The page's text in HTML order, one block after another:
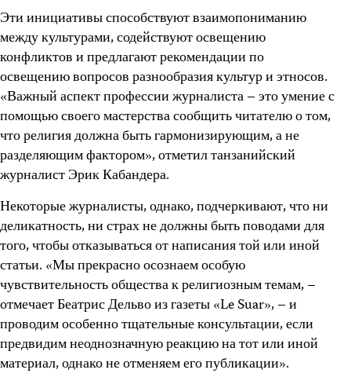
Эти инициативы способствуют взаимопониманию
между культурами, содействуют освещению
конфликтов и предлагают рекомендации по
освещению вопросов разнообразия культур и этносов.
«Важный аспект профессии журналиста – это умение с
помощью своего мастерства сообщить читателю о том,
что религия должна быть гармонизирующим, а не
разделяющим фактором», отметил танзанийский
журналист Эрик Кабандера.
Некоторые журналисты, однако, подчеркивают, что ни
деликатность, ни страх не должны быть поводами для
того, чтобы отказываться от написания той или иной
статьи. «Мы прекрасно осознаем особую
чувствительность общества к религиозным темам, –
отмечает Беатрис Дельво из газеты «Le Suar», – и
проводим особенно тщательные консультации, если
предвидим неоднозначную реакцию на тот или иной
материал, однако не отменяем его публикации».